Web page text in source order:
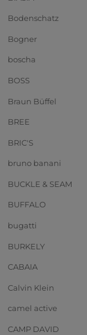
Bodenschatz
Bogner
boscha
BOSS
Braun Büffel
BREE
BRIC'S
bruno banani
BUCKLE & SEAM
BUFFALO
bugatti
BURKELY
CABAIA
Calvin Klein
camel active
CAMP DAVID